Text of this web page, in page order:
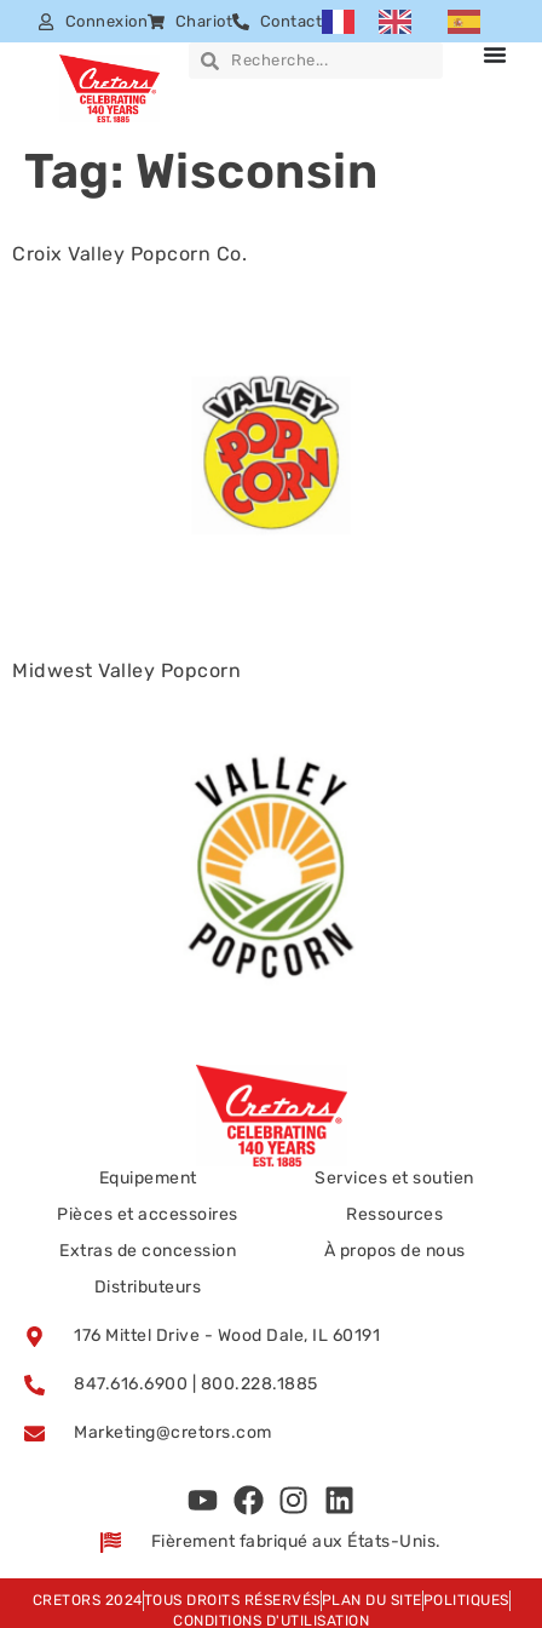
Connexion Chariot Contact
Tag: Wisconsin
Croix Valley Popcorn Co.
Midwest Valley Popcorn
Equipement
Pièces et accessoires
Extras de concession
Distributeurs
Services et soutien
Ressources
À propos de nous
176 Mittel Drive - Wood Dale, IL 60191
847.616.6900 | 800.228.1885
Marketing@cretors.com
Fièrement fabriqué aux États-Unis.
CRETORS 2024TOUS DROITS RÉSERVÉS PLAN DU SITE POLITIQUES
CONDITIONS D'UTILISATION